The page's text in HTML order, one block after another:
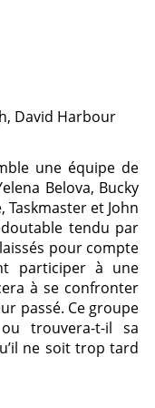
David Harbour
une équipe de
Belova, Bucky
Taskmaster et John
tendu par
pour compte
participer à une
à se confronter
passé. Ce groupe
trouvera-t-il sa
ne soit trop tard